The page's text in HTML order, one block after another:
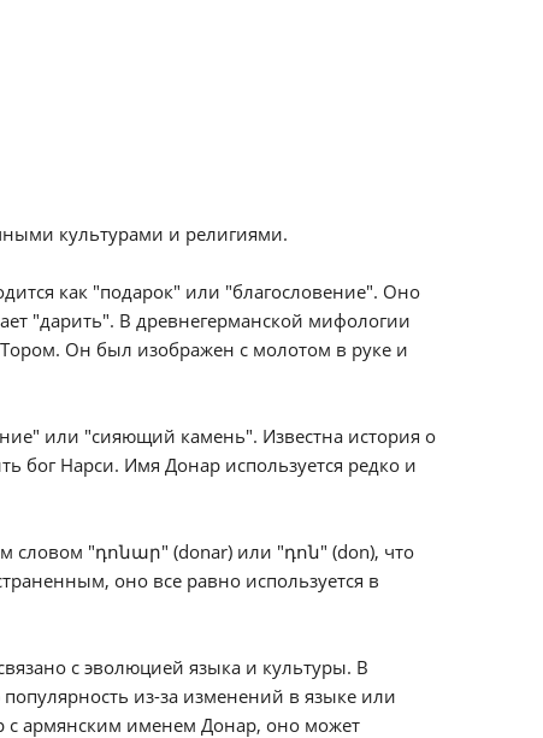
культурами и религиями.
как "подарок" или "благословение". Оно
"дарить". В древнегерманской мифологии
Он был изображен с молотом в руке и
или "сияющий камень". Известна история о
бог Нарси. Имя Донар используется редко и
словом "դոնար" (donar) или "դոն" (don), что
оно все равно используется в
с эволюцией языка и культуры. В
из-за изменений в языке или
с армянским именем Донар, оно может